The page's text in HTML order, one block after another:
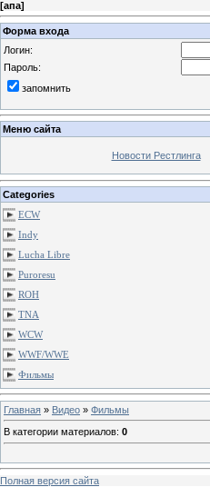
[апа]
Форма входа
Логин:
Пароль:
запомнить
Меню сайта
Новости Рестлинга
Categories
ECW
Indy
Lucha Libre
Puroresu
ROH
TNA
WCW
WWF/WWE
Фильмы
Главная » Видео » Фильмы
В категории материалов: 0
Полная версия сайта